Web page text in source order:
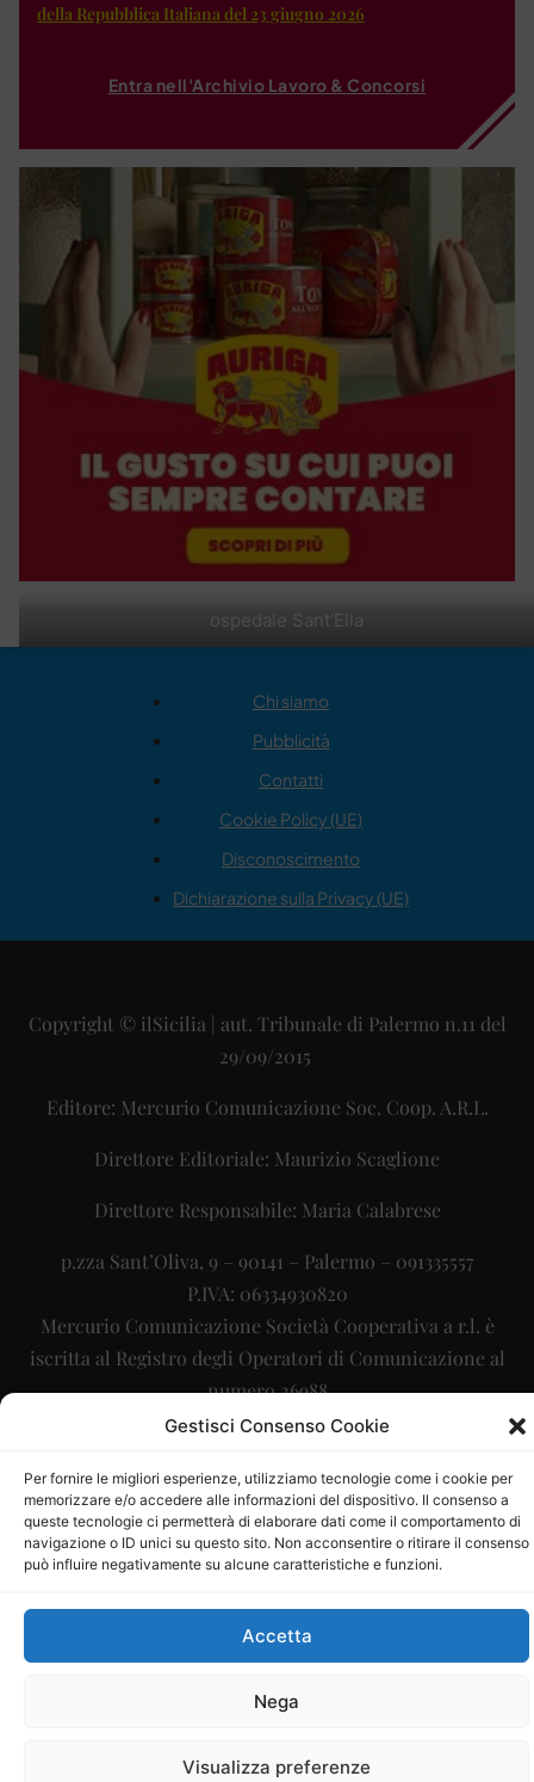
Gestisci Consenso Cookie
Per fornire le migliori esperienze, utilizziamo tecnologie come i cookie per
memorizzare e/o accedere alle informazioni del dispositivo. Il consenso a
queste tecnologie ci permetterà di elaborare dati come il comportamento di
navigazione o ID unici su questo sito. Non acconsentire o ritirare il consenso
può influire negativamente su alcune caratteristiche e funzioni.
Accetta
Nega
Visualizza preferenze
ospedale Sant’Elia
della Repubblica Italiana del 23 giugno 2026
Entra nell'Archivio Lavoro & Concorsi
Chi siamo
Pubblicità
Contatti
Cookie Policy (UE)
Disconoscimento
Dichiarazione sulla Privacy (UE)
Copyright © ilSicilia | aut. Tribunale di Palermo n.11 del
29/09/2015
Editore: Mercurio Comunicazione Soc. Coop. A.R.L.
Direttore Editoriale: Maurizio Scaglione
Direttore Responsabile: Maria Calabrese
p.zza Sant’Oliva, 9 – 90141 – Palermo – 091335557
P.IVA: 06334930820
Mercurio Comunicazione Società Cooperativa a r.l. è
iscritta al Registro degli Operatori di Comunicazione al
numero 26988
Sito gestito da La Digitale srl – info@ladigitale.it